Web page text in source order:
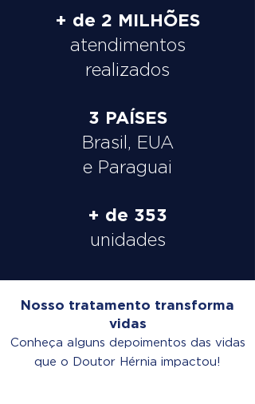
+ de 2 MILHÕES
atendimentos
realizados
3 PAÍSES
Brasil, EUA
e Paraguai
+ de 353
unidades
Nosso tratamento transforma
vidas
Conheça alguns depoimentos das vidas
que o Doutor Hérnia impactou!